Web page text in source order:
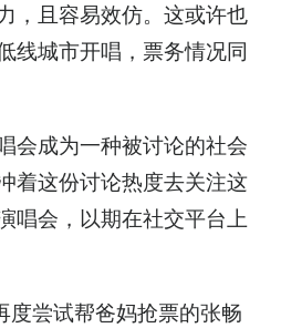
，且容易效仿。这或许也
线城市开唱，票务情况同
会成为一种被讨论的社会
着这份讨论热度去关注这
唱会，以期在社交平台上
度尝试帮爸妈抢票的张畅